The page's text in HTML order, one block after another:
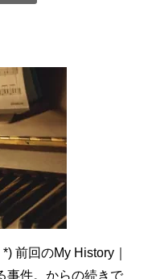
前回のMy History｜
事件。からの続きで